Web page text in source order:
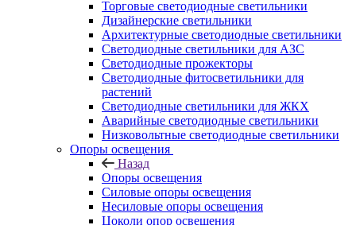
Торговые светодиодные светильники
Дизайнерские светильники
Архитектурные светодиодные светильники
Светодиодные светильники для АЗС
Светодиодные прожекторы
Светодиодные фитосветильники для
растений
Светодиодные светильники для ЖКХ
Аварийные светодиодные светильники
Низковольтные светодиодные светильники
Опоры освещения
Назад
Опоры освещения
Силовые опоры освещения
Несиловые опоры освещения
Цоколи опор освещения